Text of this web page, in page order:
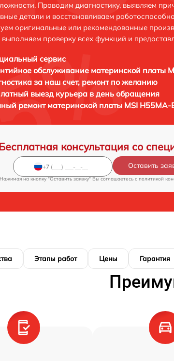
Проводим диагностику, выявляем
детали и восстанавливаем
оригинальные или рекомендованные
выполняем проверку всех функций и
сервис
обслуживание материнской платы
за наш счет, ремонт по желанию
выезд курьера в день обращения
ремонт материнской платы MSI H55MA-
консультация со
Оставить
Нажимая на кнопку "Оставить заявку" Вы соглашаетесь c политикой
Этапы работ Цены Гарантия